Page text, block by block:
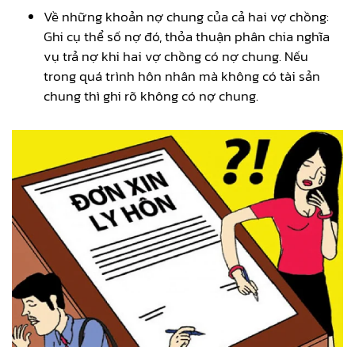
Về những khoản nợ chung của cả hai vợ chồng:
Ghi cụ thể số nợ đó, thỏa thuận phân chia nghĩa
vụ trả nợ khi hai vợ chồng có nợ chung. Nếu
trong quá trình hôn nhân mà không có tài sản
chung thì ghi rõ không có nợ chung.